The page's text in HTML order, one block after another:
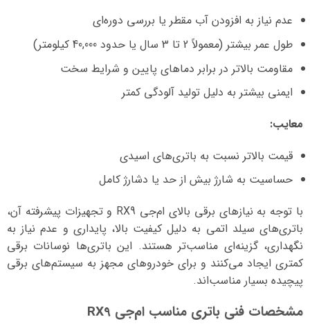
عدم نیاز به افزودن آب مقطر یا بررسی دوره‌ای
طول عمر بیشتر (معمولاً 2 تا 3 سال یا حدود 40,000 کیلومتر)
مقاومت بالاتر در برابر دماهای پایین و شرایط سخت
ایمنی بیشتر به دلیل تولید آلودگی کمتر
معایب:
قیمت بالاتر نسبت به باتری‌های اسیدی
حساسیت به شارژ بیش از حد یا دشارژ کامل
با توجه به نیازهای برقی بالای ام‌جی RX9 و تجهیزات پیشرفته آن،
باتری‌های سیلد اتمی به دلیل کیفیت بالا، پایداری و عدم نیاز به
نگهداری، گزینه‌ای مناسب‌تر هستند. این باتری‌ها نوسانات برقی
کمتری ایجاد می‌کنند و برای خودروهای مجهز به سیستم‌های برقی
پیچیده بسیار مناسب‌اند.
مشخصات فنی باتری مناسب ام‌جی RX9